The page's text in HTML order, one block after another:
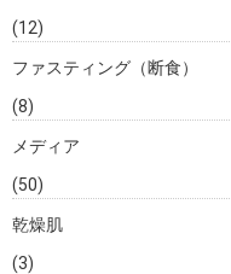
(12)
ファスティング（断食）
(8)
メディア
(50)
乾燥肌
(3)